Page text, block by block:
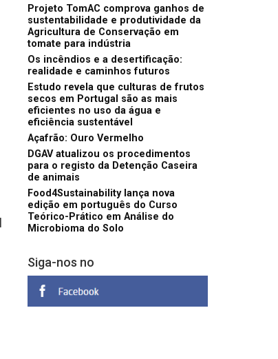
Projeto TomAC comprova ganhos de
sustentabilidade e produtividade da
Agricultura de Conservação em
tomate para indústria
Os incêndios e a desertificação:
realidade e caminhos futuros
Estudo revela que culturas de frutos
secos em Portugal são as mais
eficientes no uso da água e
eficiência sustentável
Açafrão: Ouro Vermelho
DGAV atualizou os procedimentos
para o registo da Detenção Caseira
de animais
Food4Sustainability lança nova
edição em português do Curso
Teórico-Prático em Análise do
Microbioma do Solo
Siga-nos no